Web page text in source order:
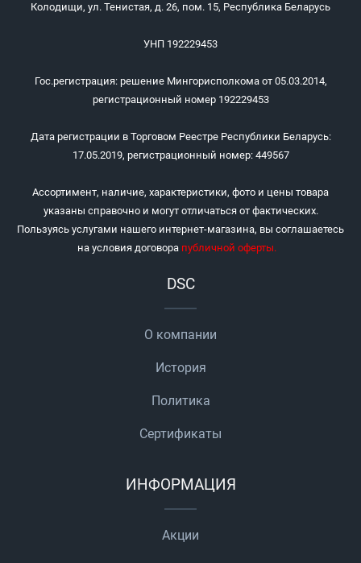
Колодищи, ул. Тенистая, д. 26, пом. 15, Республика Беларусь
УНП 192229453
Гос.регистрация: решение Мингорисполкома от 05.03.2014,
регистрационный номер 192229453
Дата регистрации в Торговом Реестре Республики Беларусь:
17.05.2019, регистрационный номер: 449567
Ассортимент, наличие, характеристики, фото и цены товара
указаны справочно и могут отличаться от фактических.
Пользуясь услугами нашего интернет-магазина, вы соглашаетесь
на условия договора публичной оферты.
DSC
О компании
История
Политика
Сертификаты
ИНФОРМАЦИЯ
Акции